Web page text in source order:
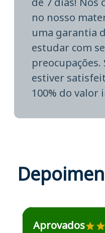
no nosso
uma garantia
estudar com
preocupações.
estiver
100% do valor
Estudante José
Aprovados